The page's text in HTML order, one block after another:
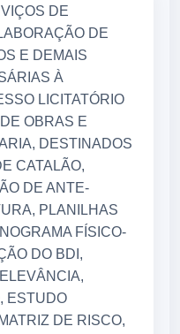
DE
DE
E DEMAIS
À
LICITATÓRIO
OBRAS E
DESTINADOS
CATALÃO,
DE ANTE-
PLANILHAS
FÍSICO-
DO BDI,
ESTUDO
DE RISCO,